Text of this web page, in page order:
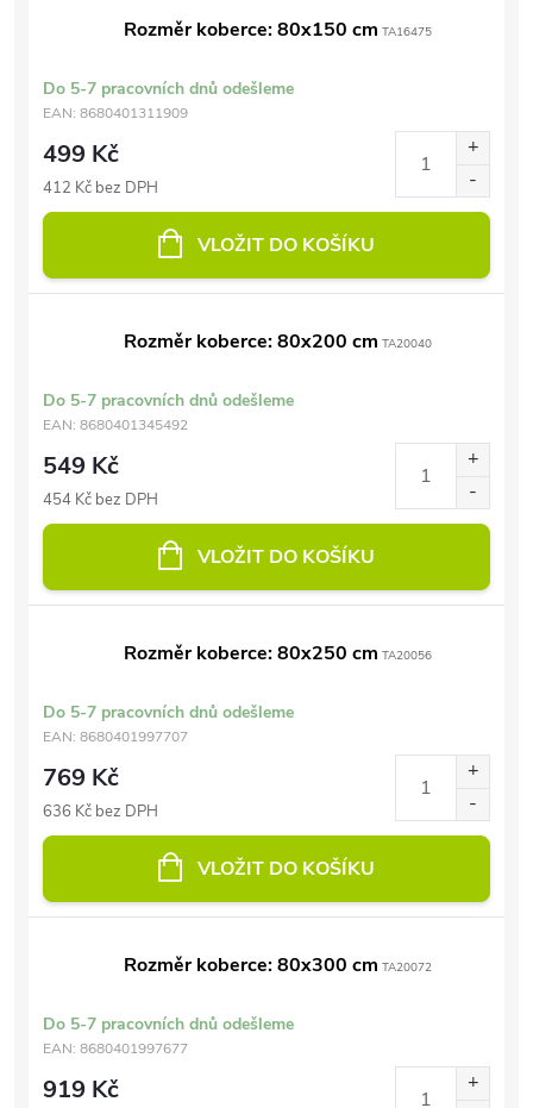
Rozměr koberce: 80x150 cm TA16475
Do 5-7 pracovních dnů odešleme
EAN: 8680401311909
499 Kč
412 Kč bez DPH
VLOŽIT DO KOŠÍKU
Rozměr koberce: 80x200 cm TA20040
Do 5-7 pracovních dnů odešleme
EAN: 8680401345492
549 Kč
454 Kč bez DPH
VLOŽIT DO KOŠÍKU
Rozměr koberce: 80x250 cm TA20056
Do 5-7 pracovních dnů odešleme
EAN: 8680401997707
769 Kč
636 Kč bez DPH
VLOŽIT DO KOŠÍKU
Rozměr koberce: 80x300 cm TA20072
Do 5-7 pracovních dnů odešleme
EAN: 8680401997677
919 Kč